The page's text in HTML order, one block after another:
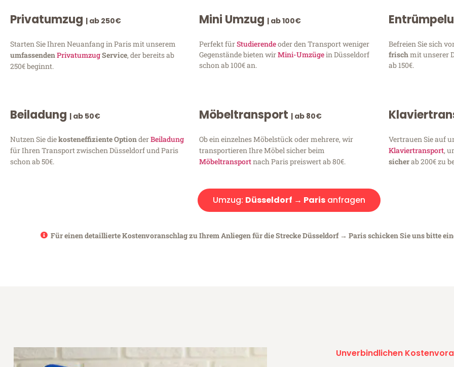
Privatumzug | ab 250€
Starten Sie Ihren Neuanfang in Paris mit unserem
umfassendenPrivatumzugService, der bereits ab
250€ beginnt.
Mini Umzug | ab 100€
Perfekt fürStudierendeoder den Transport weniger
Gegenstände bieten wirMini-Umzügein Düsseldorf
schon ab 100€ an.
Befreien Sie sich
frischmit unserer
ab 150€.
Beiladung | ab 50€
Nutzen Sie diekosteneffiziente OptionderBeiladung
für Ihren Transport zwischen Düsseldorf und Paris
schon ab 50€.
Möbeltransport | ab 80€
Ob ein einzelnes Möbelstück oder mehrere, wir
transportieren Ihre Möbel sicher beim
Möbeltransportnach Paris preiswert ab 80€.
Vertrauen Sie auf
Klaviertransport,
sicherab 200€ zu
Umzug: Düsseldorf → Parisanfragen
Für einen detaillierte Kostenvoranschlag zu Ihrem Anliegen für die Strecke Düsseldorf → Paris schicken Sie uns bitte
Unverbindlichen